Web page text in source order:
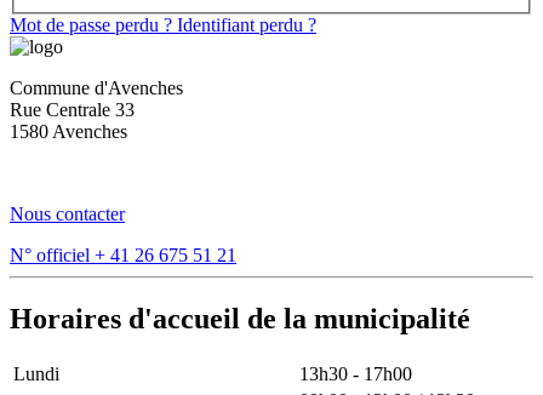
Mot de passe perdu ? Identifiant perdu ?
Commune d'Avenches
Rue Centrale 33
1580 Avenches
Nous contacter
N° officiel + 41 26 675 51 21
Horaires d'accueil de la municipalité
Lundi
13h30 - 17h00